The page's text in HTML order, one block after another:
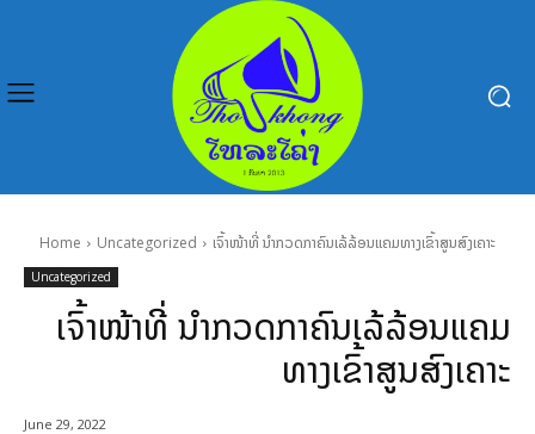
Home Uncategorized ເຈົ້າໜ້າທີ່ ນຳກວດກາຄົນເລ້ລ້ອນແຄມທາງເຂົ້າສູນສົງເຄາະ
Uncategorized
ເຈົ້າໜ້າທີ່ ນຳກວດກາຄົນເລ້ລ້ອນແຄມ
ທາງເຂົ້າສູນສົງເຄາະ
June 29, 2022